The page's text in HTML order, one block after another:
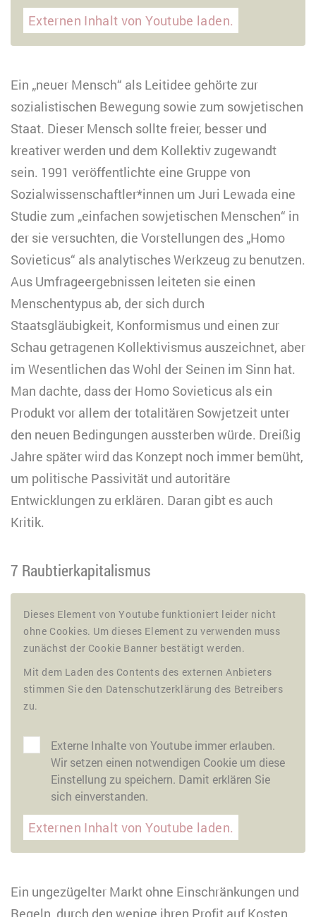
Externen Inhalt von Youtube laden.
Ein „neuer Mensch“ als Leitidee gehörte zur
sozialistischen Bewegung sowie zum sowjetischen
Staat. Dieser Mensch sollte freier, besser und
kreativer werden und dem Kollektiv zugewandt
sein. 1991 veröffentlichte eine Gruppe von
Sozialwissenschaftler*innen um Juri Lewada eine
Studie zum „einfachen sowjetischen Menschen“ in
der sie versuchten, die Vorstellungen des „Homo
Sovieticus“ als analytisches Werkzeug zu benutzen.
Aus Umfrageergebnissen leiteten sie einen
Menschentypus ab, der sich durch
Staatsgläubigkeit, Konformismus und einen zur
Schau getragenen Kollektivismus auszeichnet, aber
im Wesentlichen das Wohl der Seinen im Sinn hat.
Man dachte, dass der Homo Sovieticus als ein
Produkt vor allem der totalitären Sowjetzeit unter
den neuen Bedingungen aussterben würde. Dreißig
Jahre später wird das Konzept noch immer bemüht,
um politische Passivität und autoritäre
Entwicklungen zu erklären. Daran gibt es auch
Kritik.
7 Raubtierkapitalismus
Dieses Element von Youtube funktioniert leider nicht
ohne Cookies. Um dieses Element zu verwenden muss
zunächst der Cookie Banner bestätigt werden.
Mit dem Laden des Contents des externen Anbieters
stimmen Sie den Datenschutzerklärung des Betreibers
zu.
Externe Inhalte von Youtube immer erlauben.
Wir setzen einen notwendigen Cookie um diese
Einstellung zu speichern. Damit erklären Sie
sich einverstanden.
Externen Inhalt von Youtube laden.
Ein ungezügelter Markt ohne Einschränkungen und